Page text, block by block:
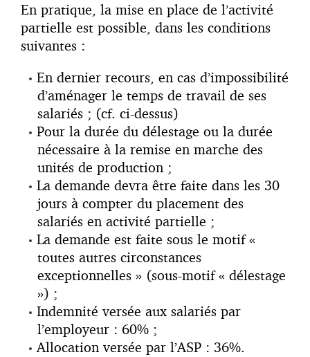
En pratique, la mise en place de l’activité
partielle est possible, dans les conditions
suivantes :
En dernier recours, en cas d’impossibilité
d’aménager le temps de travail de ses
salariés ; (cf. ci-dessus)
Pour la durée du délestage ou la durée
nécessaire à la remise en marche des
unités de production ;
La demande devra être faite dans les 30
jours à compter du placement des
salariés en activité partielle ;
La demande est faite sous le motif «
toutes autres circonstances
exceptionnelles » (sous-motif « délestage
») ;
Indemnité versée aux salariés par
l’employeur : 60% ;
Allocation versée par l’ASP : 36%.